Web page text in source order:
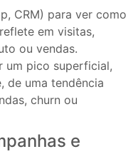
CRM) para ver como
em visitas,
ou vendas.
um pico superficial,
de uma tendência
churn ou
e